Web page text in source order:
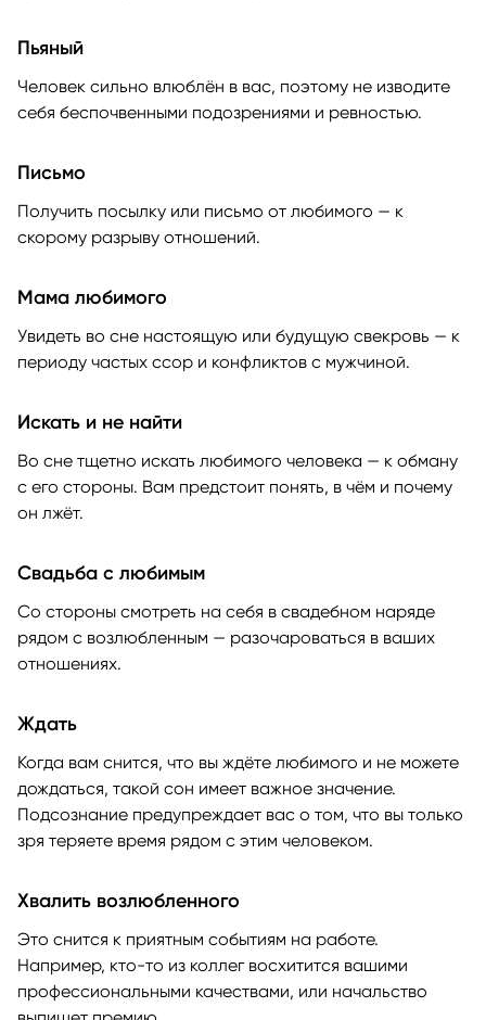
Пьяный
Человек сильно влюблён в вас, поэтому не изводите
себя беспочвенными подозрениями и ревностью.
Письмо
Получить посылку или письмо от любимого — к
скорому разрыву отношений.
Мама любимого
Увидеть во сне настоящую или будущую свекровь — к
периоду частых ссор и конфликтов с мужчиной.
Искать и не найти
Во сне тщетно искать любимого человека — к обману
с его стороны. Вам предстоит понять, в чём и почему
он лжёт.
Свадьба с любимым
Со стороны смотреть на себя в свадебном наряде
рядом с возлюбленным — разочароваться в ваших
отношениях.
Ждать
Когда вам снится, что вы ждёте любимого и не можете
дождаться, такой сон имеет важное значение.
Подсознание предупреждает вас о том, что вы только
зря теряете время рядом с этим человеком.
Хвалить возлюбленного
Это снится к приятным событиям на работе.
Например, кто-то из коллег восхитится вашими
профессиональными качествами, или начальство